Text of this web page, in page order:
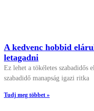
A kedvenc hobbid
letagadni
Ez lehet a tökéletes szabadidős
szabadidő manapság igazi ritka
Tudj meg többet »